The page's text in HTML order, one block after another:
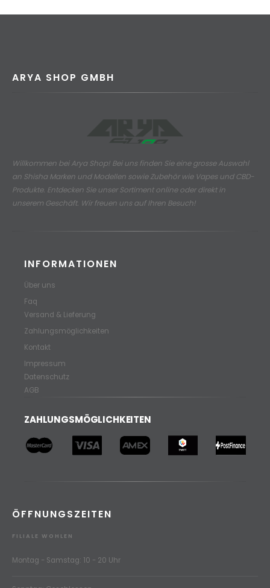
ARYA SHOP GMBH
Willkommen bei Arya Shop! Bei uns finden Sie eine grosse Auswahl
an Shisha Marken und Modellen sowie Zubehör wie Vapes und CBD-
Produkte. Entdecken Sie unser Sortiment online oder direkt in
unserem Geschäft. Wir freuen uns auf Ihren Besuch!
INFORMATIONEN
Über uns
Faq
Versand & Lieferung
Zahlungsmöglichkeiten
Kontakt
Impressum
Datenschutz
AGB
ZAHLUNGSMÖGLICHKEITEN
ÖFFNUNGSZEITEN
FILIALE WOHLEN
Montag - Samstag: 10 - 20 Uhr